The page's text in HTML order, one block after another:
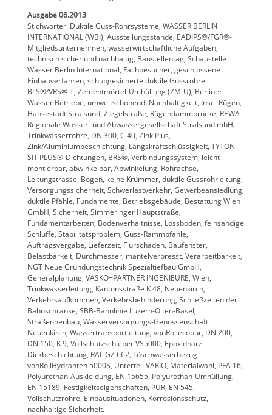
Ausgabe 06.2013
Stichwörter: Duktile Guss-Rohrsysteme, WASSER BERLIN
INTERNATIONAL (WBI), Ausstellungsstände, EADIPS®/FGR®-
Mitgliedsunternehmen, wasserwirtschaftliche Aufgaben,
technisch sicher und nachhaltig, Baustellentag, Schaustelle
Wasser Berlin International, Fachbesucher, geschlossene
Einbauverfahren, schubgesicherte duktile Gussrohre
BLS®/VRS®-T, Zementmörtel-Umhüllung (ZM-U), Berliner
Wasser Betriebe, umweltschonend, Nachhaltigkeit, Insel Rügen,
Hansestadt Stralsund, Ziegelstraße, Rügendammbrücke, REWA
Regionale Wasser- und Abwassergesellschaft Stralsund mbH,
Trinkwasserrohre, DN 300, C 40, Zink Plus,
Zink/Aluminiumbeschichtung, Längskraftschlüssigkeit, TYTON
SIT PLUS®-Dichtungen, BRS®, Verbindungssystem, leicht
montierbar, abwinkelbar, Abwinkelung, Rohrachse,
Leitungstrasse, Bogen, keine Krümmer, duktile Gussrohrleitung,
Versorgungssicherheit, Schwerlastverkehr, Gewerbeansiedlung,
duktile Pfähle, Fundamente, Betriebsgebäude, Bestattung Wien
GmbH, Sicherheit, Simmeringer Hauptstraße,
Fundamentarbeiten, Bodenverhältnisse, Lössböden, feinsandige
Schluffe, Stabilitätsproblem, Guss-Rammpfähle,
Auftragsvergabe, Lieferzeit, Flurschäden, Baufenster,
Belastbarkeit, Durchmesser, mantelverpresst, Verarbeitbarkeit,
NGT Neue Gründungstechnik Spezialtiefbau GmbH,
Generalplanung, VASKO+PARTNER INGENIEURE, Wien,
Trinkwasserleitung, Kantonsstraße K 48, Neuenkirch,
Verkehrsaufkommen, Verkehrsbehinderung, Schließzeiten der
Bahnschranke, SBB-Bahnlinie Luzern-Olten-Basel,
Straßenneubau, Wasserversorgungs-Genossenschaft
Neuenkirch, Wassertransportleitung, vonRollecopur, DN 200,
DN 150, K 9, Vollschutzschieber VS5000, Epoxidharz-
Dickbeschichtung, RAL GZ 662, Löschwasserbezug
vonRollHydranten 5000S, Unterteil VARIO, Materialwahl, PFA 16,
Polyurethan-Auskleidung, EN 15655, Polyurethan-Umhüllung,
EN 15189, Festigkeitseigenschaften, PUR, EN 545,
Vollschutzrohre, Einbausituationen, Korrosionsschutz,
nachhaltige Sicherheit.